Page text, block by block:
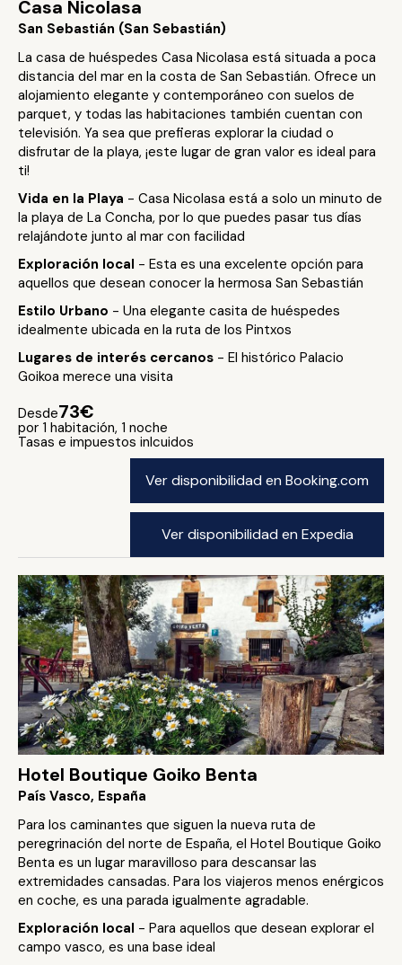
Casa Nicolasa
San Sebastián (San Sebastián)
La casa de huéspedes Casa Nicolasa está situada a poca
distancia del mar en la costa de San Sebastián. Ofrece un
alojamiento elegante y contemporáneo con suelos de
parquet, y todas las habitaciones también cuentan con
televisión. Ya sea que prefieras explorar la ciudad o
disfrutar de la playa, ¡este lugar de gran valor es ideal para
ti!
Vida en la Playa - Casa Nicolasa está a solo un minuto de
la playa de La Concha, por lo que puedes pasar tus días
relajándote junto al mar con facilidad
Exploración local - Esta es una excelente opción para
aquellos que desean conocer la hermosa San Sebastián
Estilo Urbano - Una elegante casita de huéspedes
idealmente ubicada en la ruta de los Pintxos
Lugares de interés cercanos - El histórico Palacio
Goikoa merece una visita
Desde73€
por 1 habitación, 1 noche
Tasas e impuestos inlcuidos
Ver disponibilidad en Booking.com
Ver disponibilidad en Expedia
Hotel Boutique Goiko Benta
País Vasco, España
Para los caminantes que siguen la nueva ruta de
peregrinación del norte de España, el Hotel Boutique Goiko
Benta es un lugar maravilloso para descansar las
extremidades cansadas. Para los viajeros menos enérgicos
en coche, es una parada igualmente agradable.
Exploración local - Para aquellos que desean explorar el
campo vasco, es una base ideal